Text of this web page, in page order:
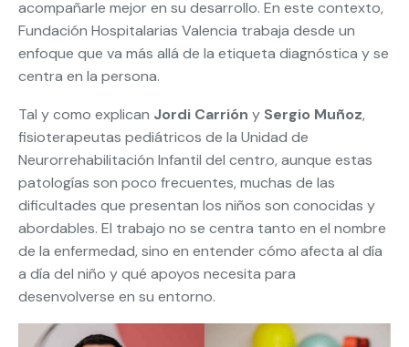
acompañarle mejor en su desarrollo. En este contexto,
Fundación Hospitalarias Valencia trabaja desde un
enfoque que va más allá de la etiqueta diagnóstica y se
centra en la persona.
Tal y como explican Jordi Carrión y Sergio Muñoz,
fisioterapeutas pediátricos de la Unidad de
Neurorrehabilitación Infantil del centro, aunque estas
patologías son poco frecuentes, muchas de las
dificultades que presentan los niños son conocidas y
abordables. El trabajo no se centra tanto en el nombre
de la enfermedad, sino en entender cómo afecta al día
a día del niño y qué apoyos necesita para
desenvolverse en su entorno.